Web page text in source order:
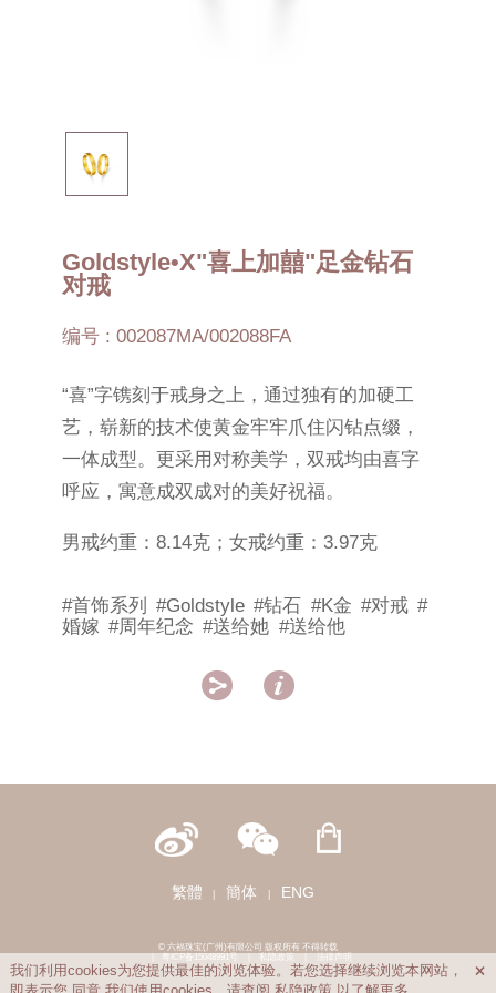
Goldstyle•X"喜上加囍"足金钻石
对戒
编号 : 002087MA/002088FA
“喜”字镌刻于戒身之上，通过独有的加硬工
艺，崭新的技术使黄金牢牢爪住闪钻点缀，
一体成型。更采用对称美学，双戒均由喜字
呼应，寓意成双成对的美好祝福。
男戒约重：8.14克；女戒约重：3.97克
#首饰系列 #Goldstyle #钻石 #K金 #对戒 #
婚嫁 #周年纪念 #送给她 #送给他
 
繁體 簡体 ENG
© 六福珠宝(广州)有限公司 版权所有 不得转载
|
粤ICP备15048991号 | 私隐政策 | 法律声明
我们利用cookies为您提供最佳的浏览体验。若您选择继续浏览本网站，
